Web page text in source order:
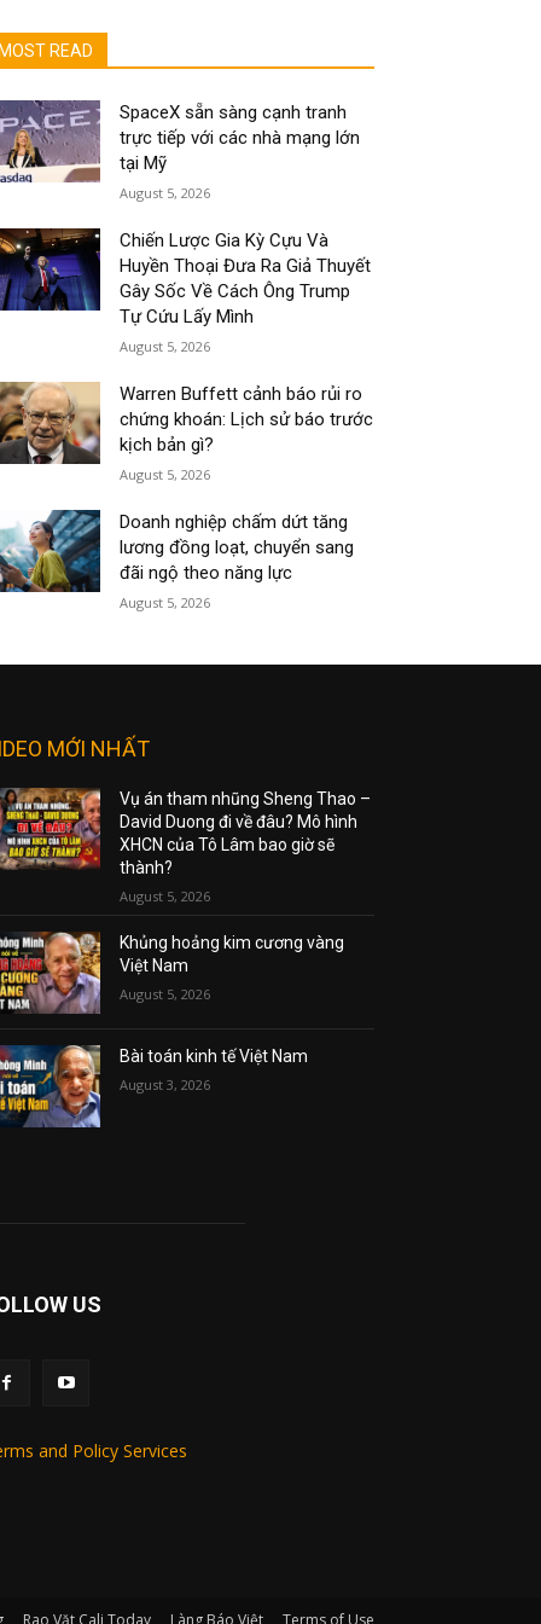
MOST READ
SpaceX sẵn sàng cạnh tranh
trực tiếp với các nhà mạng lớn
tại Mỹ
August 5, 2026
Chiến Lược Gia Kỳ Cựu Và
Huyền Thoại Đưa Ra Giả Thuyết
Gây Sốc Về Cách Ông Trump
Tự Cứu Lấy Mình
August 5, 2026
Warren Buffett cảnh báo rủi ro
chứng khoán: Lịch sử báo trước
kịch bản gì?
August 5, 2026
Doanh nghiệp chấm dứt tăng
lương đồng loạt, chuyển sang
đãi ngộ theo năng lực
August 5, 2026
MỚI NHẤT
Vụ án tham nhũng Sheng Thao –
David Duong đi về đâu? Mô hình
XHCN của Tô Lâm bao giờ sẽ
thành?
August 5, 2026
Khủng hoảng kim cương vàng
Việt Nam
August 5, 2026
Bài toán kinh tế Việt Nam
August 3, 2026
US
and Policy Services
Rao Vặt Cali Today Làng Báo Việt Terms of Use